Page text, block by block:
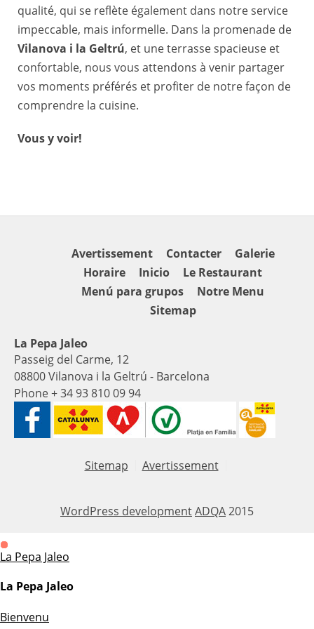
qualité, qui se reflète également dans notre service
impeccable, mais informelle. Dans la promenade de
Vilanova i la Geltrú, et une terrasse spacieuse et
confortable, nous vous attendons à venir partager
vos moments préférés et profiter de notre façon de
comprendre la cuisine.
Vous y voir!
Avertissement Contacter
Galerie
Horaire
Inicio
Le Restaurant
Menú para grupos
Notre Menu
Sitemap
La Pepa Jaleo
Passeig del Carme, 12
08800 Vilanova i la Geltrú - Barcelona
Phone + 34 93 810 09 94
Sitemap Avertissement
WordPress developmentADQA2015
La Pepa Jaleo
La Pepa Jaleo
Bienvenu